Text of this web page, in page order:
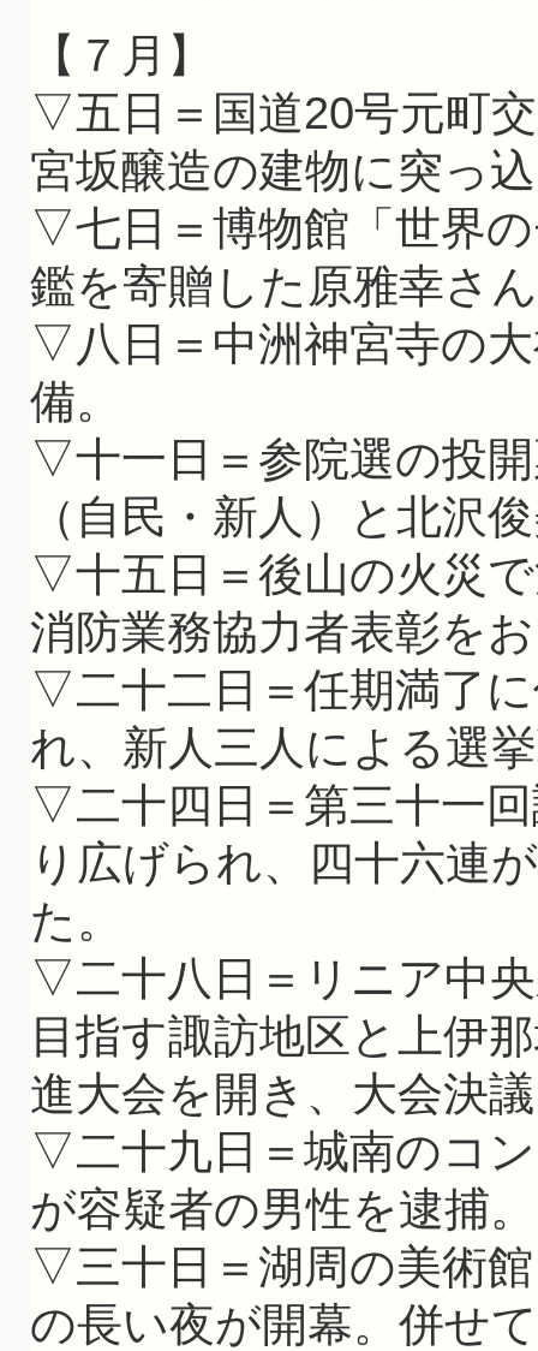
【７月】
▽五日＝国道20号元町
宮坂醸造の建物に突っ
▽七日＝博物館「世界
鑑を寄贈した原雅幸さ
▽八日＝中洲神宮寺の
備。
▽十一日＝参院選の投
（自民・新人）と北沢
▽十五日＝後山の火災
消防業務協力者表彰を
▽二十二日＝任期満了
れ、新人三人による選
▽二十四日＝第三十一
り広げられ、四十六連
た。
▽二十八日＝リニア中
目指す諏訪地区と上伊
進大会を開き、大会決
▽二十九日＝城南のコ
が容疑者の男性を逮捕。
▽三十日＝湖周の美術
の長い夜が開幕。併せ